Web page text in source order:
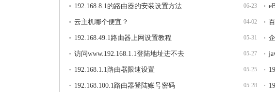
06-23
192.168.8.1的路由器的安装设置方法
04-02
云主机哪个便宜？
05-31
192.168.49.1路由器上网设置教程
05-27
访问www.192.168.1.1登陆地址进不去
05-25
192.168.1.1路由器限速设置
05-28
192.168.100.1路由器登陆账号密码